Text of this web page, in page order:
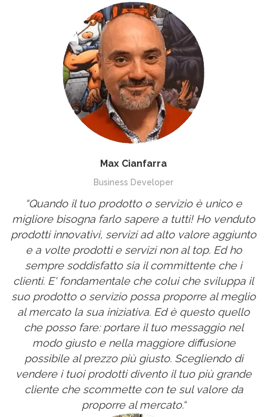
Max Cianfarra
Business Developer
“Quando il tuo prodotto o servizio è unico e
migliore bisogna farlo sapere a tutti! Ho venduto
prodotti innovativi, servizi ad alto valore aggiunto
e a volte prodotti e servizi non al top. Ed ho
sempre soddisfatto sia il committente che i
clienti. E' fondamentale che colui che sviluppa il
suo prodotto o servizio possa proporre al meglio
al mercato la sua iniziativa. Ed è questo quello
che posso fare: portare il tuo messaggio nel
modo giusto e nella maggiore diffusione
possibile al prezzo più giusto. Scegliendo di
vendere i tuoi prodotti divento il tuo più grande
cliente che scommette con te sul valore da
proporre al mercato.“